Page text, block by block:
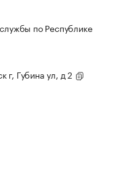
по Республике
г, Губина ул, д 2